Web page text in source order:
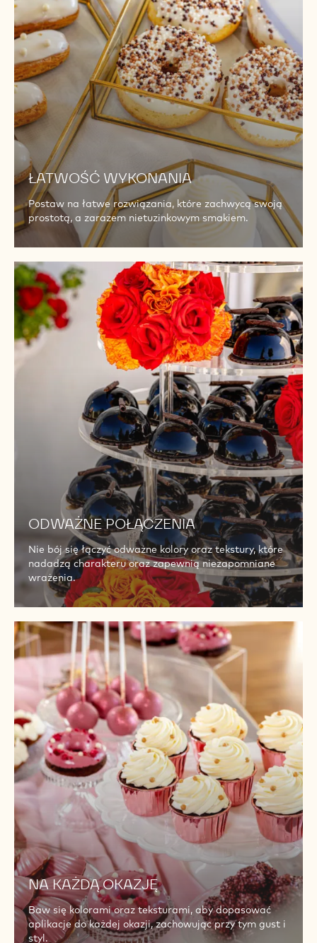
ŁATWOŚĆ WYKONANIA
Postaw na łatwe rozwiązania, które zachwycą swoją
prostotą, a zarazem nietuzinkowym smakiem.
ODWAŻNE POŁĄCZENIA
Nie bój się łączyć odważne kolory oraz tekstury, które
nadadzą charakteru oraz zapewnią niezapomniane
wrażenia.
NA KAŻDĄ OKAZJĘ
Baw się kolorami oraz teksturami, aby dopasować
aplikacje do każdej okazji, zachowując przy tym gust i
styl.